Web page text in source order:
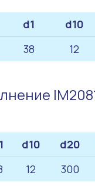
d1 d10
38 12
d10 d20
12 300